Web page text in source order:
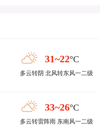
31~22°C
多云转阴 北风转东风一二级
33~26°C
多云转雷阵雨 东南风一二级